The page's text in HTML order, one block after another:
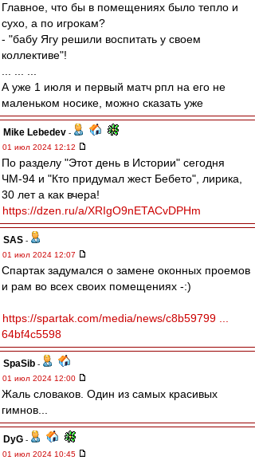
Главное, что бы в помещениях было тепло и
сухо, а по игрокам?
- "бабу Ягу решили воспитать у своем
коллективе"!
А уже 1 июля и первый матч рпл на его не
маленьком носике, можно сказать уже
Mike Lebedev -
01 июл 2024 12:12
По разделу "Этот день в Истории" сегодня
ЧМ-94 и "Кто придумал жест Бебето", лирика,
30 лет а как вчера!
https://dzen.ru/a/XRIgO9nETACvDPHm
SAS -
01 июл 2024 12:07
Спартак задумался о замене оконных проемов
и рам во всех своих помещениях -:)
https://spartak.com/media/news/c8b59799 ...
64bf4c5598
SpaSib -
01 июл 2024 12:00
Жаль словаков. Один из самых красивых
гимнов...
DyG -
01 июл 2024 10:45